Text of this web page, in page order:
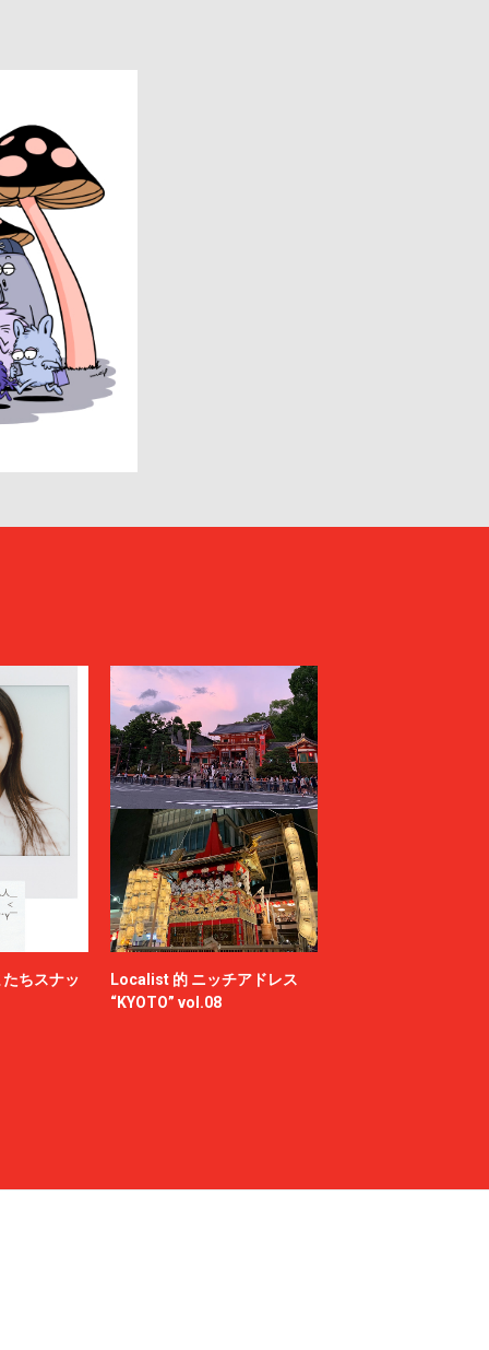
ちスナッ
Localist 的 ニッチアドレス
“KYOTO” vol.08